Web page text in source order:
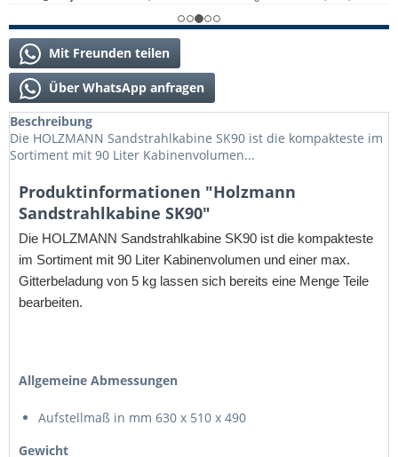
Mit Freunden teilen
Über WhatsApp anfragen
Beschreibung
Die HOLZMANN Sandstrahlkabine SK90 ist die kompakteste im
Sortiment mit 90 Liter Kabinenvolumen...
Produktinformationen "Holzmann
Sandstrahlkabine SK90"
Die HOLZMANN Sandstrahlkabine SK90 ist die kompakteste
im Sortiment mit 90 Liter Kabinenvolumen und einer max.
Gitterbeladung von 5 kg lassen sich bereits eine Menge Teile
bearbeiten.
Allgemeine Abmessungen
Aufstellmaß in mm 630 x 510 x 490
Gewicht